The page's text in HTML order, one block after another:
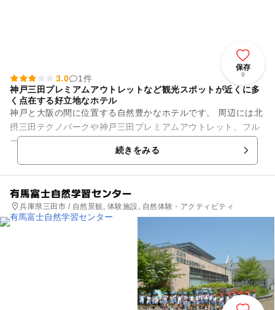
保存
9
3.0
1件
神戸三田プレミアムアウトレットなど観光スポットが近くに多
く点在する好立地なホテル
神戸と大阪の間に位置する自然豊かなホテルです。 周辺には北
摂三田テクノパークや神戸三田プレミアムアウトレット、フル
ーツフラワーパークなど家族で楽しめるたくさんの観光スポッ
続きをみる
有馬富士自然学習センター
兵庫県三田市 / 自然景観, 体験施設, 自然体験・アクティビティ